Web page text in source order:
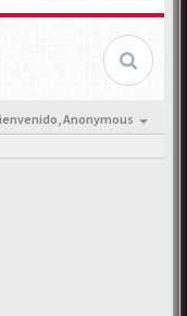
Anonymous